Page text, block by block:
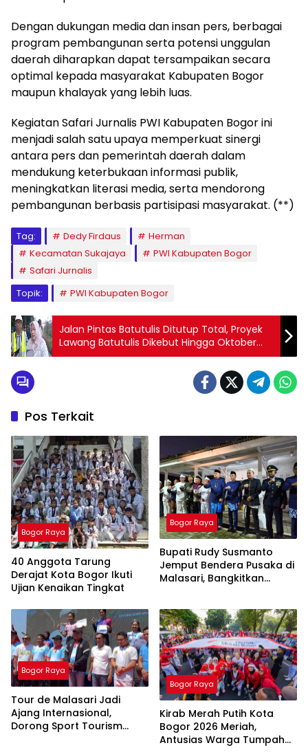
Dengan dukungan media dan insan pers, berbagai
program pembangunan serta potensi unggulan
daerah diharapkan dapat tersampaikan secara
optimal kepada masyarakat Kabupaten Bogor
maupun khalayak yang lebih luas.
Kegiatan Safari Jurnalis PWI Kabupaten Bogor ini
menjadi salah satu upaya memperkuat sinergi
antara pers dan pemerintah daerah dalam
mendukung keterbukaan informasi publik,
meningkatkan literasi media, serta mendorong
pembangunan berbasis partisipasi masyarakat. (**)
Tag: Dedy Firdaus
Herman
Kecamatan Sukajaya
PWI Kabupaten Bogor
Safari Jurnalis
Topik:
PWI Kabupaten Bogor
Jalan Pintas Batutulis Ditutup Total, Proyek
Lawang Batutulis Dikebut Hingga Oktober
2026
Pos Terkait
Bogor Raya
40 Anggota Tarung
Derajat Kota Bogor Ikuti
Ujian Kenaikan Tingkat
Bogor Raya
Bupati Rudy Susmanto
Jemput Bendera Pusaka di
Malasari, Bangkitkan
Bogor Raya
Tour de Malasari Jadi
Ajang Internasional,
Dorong Sport Tourism
Bogor Raya
Kirab Merah Putih Kota
Bogor 2026 Meriah,
Antusias Warga Tumpah